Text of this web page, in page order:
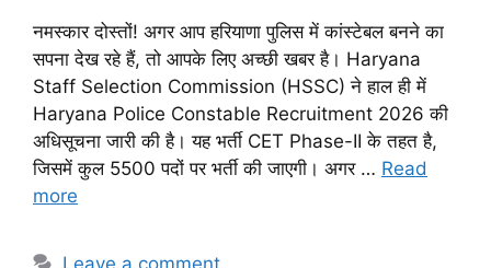
नमस्कार दोस्तों! अगर आप हरियाणा पुलिस में कांस्टेबल बनने का
सपना देख रहे हैं, तो आपके लिए अच्छी खबर है। Haryana
Staff Selection Commission (HSSC) ने हाल ही में
Haryana Police Constable Recruitment 2026 की
अधिसूचना जारी की है। यह भर्ती CET Phase-II के तहत है,
जिसमें कुल 5500 पदों पर भर्ती की जाएगी। अगर … Read
more
Leave a comment